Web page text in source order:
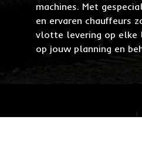
machines. Met
en ervaren chauffeurs
vlotte levering op elke
op jouw planning en